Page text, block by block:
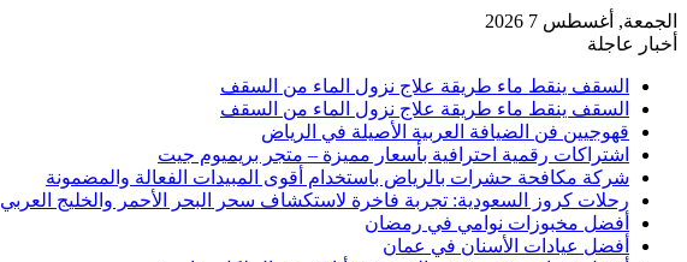
الجمعة, أغسطس 7 2026
أخبار عاجلة
السقف ينقط ماء طريقة علاج نزول الماء من السقف
السقف ينقط ماء طريقة علاج نزول الماء من السقف
قهوجيين فن الضيافة العربية الأصيلة في الرياض
اشتراكات رقمية احترافية بأسعار مميزة – متجر بريميوم جيت
شركة مكافحة حشرات بالرياض باستخدام أقوى المبيدات الفعالة والمضمونة
رحلات كروز السعودية: تجربة فاخرة لاستكشاف سحر البحر الأحمر والخليج العربي
أفضل مخبوزات نوامي في رمضان
أفضل عيادات الأسنان في عمان